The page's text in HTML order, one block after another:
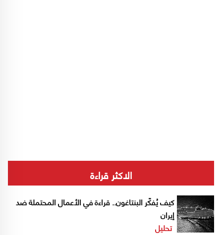
الاكثر قراءة
كيف يُفكّر البنتاغون.. قراءة في الأعمال المحتملة ضد
إيران
تحليل